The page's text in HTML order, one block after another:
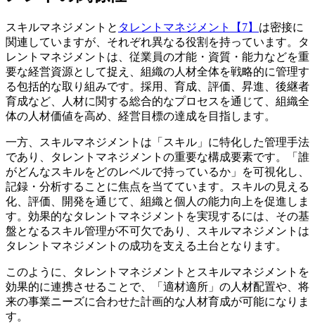
スキルマネジメントと タレントマネジメント【7】 は密接に
関連していますが、それぞれ異なる役割を持っています。タ
レントマネジメントは、従業員の才能・資質・能力などを重
要な経営資源として捉え、組織の人材全体を戦略的に管理す
る包括的な取り組みです。採用、育成、評価、昇進、後継者
育成など、人材に関する総合的なプロセスを通じて、組織全
体の人材価値を高め、経営目標の達成を目指します。
一方、スキルマネジメントは「スキル」に特化した管理手法
であり、タレントマネジメントの重要な構成要素です。「誰
がどんなスキルをどのレベルで持っているか」を可視化し、
記録・分析することに焦点を当てています。スキルの見える
化、評価、開発を通じて、組織と個人の能力向上を促進しま
す。効果的なタレントマネジメントを実現するには、その基
盤となるスキル管理が不可欠であり、スキルマネジメントは
タレントマネジメントの成功を支える土台となります。
このように、タレントマネジメントとスキルマネジメントを
効果的に連携させることで、「適材適所」の人材配置や、将
来の事業ニーズに合わせた計画的な人材育成が可能になりま
す。